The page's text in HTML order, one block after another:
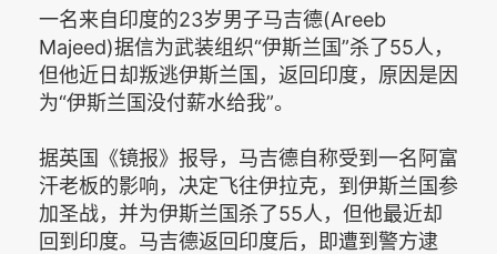
一名来自印度的23岁男子马吉德(Areeb
Majeed)据信为武装组织“伊斯兰国”杀了55人，
但他近日却叛逃伊斯兰国，返回印度，原因是因
为“伊斯兰国没付薪水给我”。
据英国《镜报》报导，马吉德自称受到一名阿富
汗老板的影响，决定飞往伊拉克，到伊斯兰国参
加圣战，并为伊斯兰国杀了55人，但他最近却
回到印度。马吉德返回印度后，即遭到警方逮